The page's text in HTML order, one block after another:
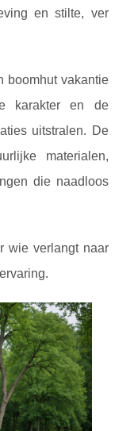
en stilte, ver
boomhut vakantie
karakter en de
uitstralen. De
materialen,
die naadloos
wie verlangt naar